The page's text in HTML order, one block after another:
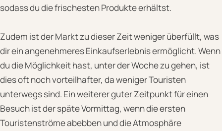
sodass du die frischesten Produkte erhältst.
Zudem ist der Markt zu dieser Zeit weniger überfüllt, was
dir ein angenehmeres Einkaufserlebnis ermöglicht. Wenn
du die Möglichkeit hast, unter der Woche zu gehen, ist
dies oft noch vorteilhafter, da weniger Touristen
unterwegs sind. Ein weiterer guter Zeitpunkt für einen
Besuch ist der späte Vormittag, wenn die ersten
Touristenströme abebben und die Atmosphäre